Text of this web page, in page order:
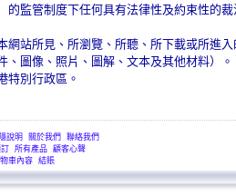
的監管制度下任何具有法律性及約束性的
網站所見、所瀏覽、所聽、所下載或所進
、圖像、照片、圖解、文本及其他材料）。
特別行政區。
說明 關於我們
聯絡我們
所有產品 顧客心聲
車內容 結賬